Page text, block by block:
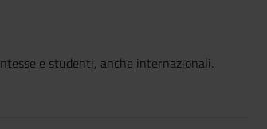
e studenti, anche internazionali.